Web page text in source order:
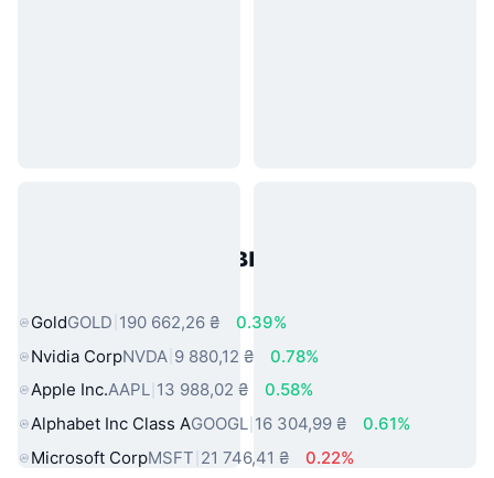
Популярні активи реального
GoldGOLD 190 662,26 ₴
0.39%
Nvidia CorpNVDA 9 880,12 ₴
0.78%
Apple Inc.AAPL 13 988,02 ₴
0.58%
Alphabet Inc Class AGOOGL 16 304,99 ₴
0.61%
Microsoft CorpMSFT 21 746,41 ₴ 0.22%